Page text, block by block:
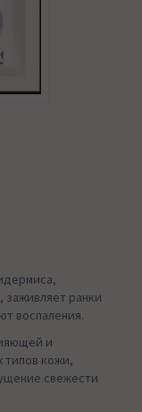
заживляет ранки
воспаления.
и
типов кожи,
свежести